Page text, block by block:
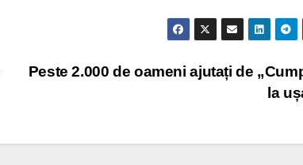
Peste 2.000 de oameni ajutați de
la